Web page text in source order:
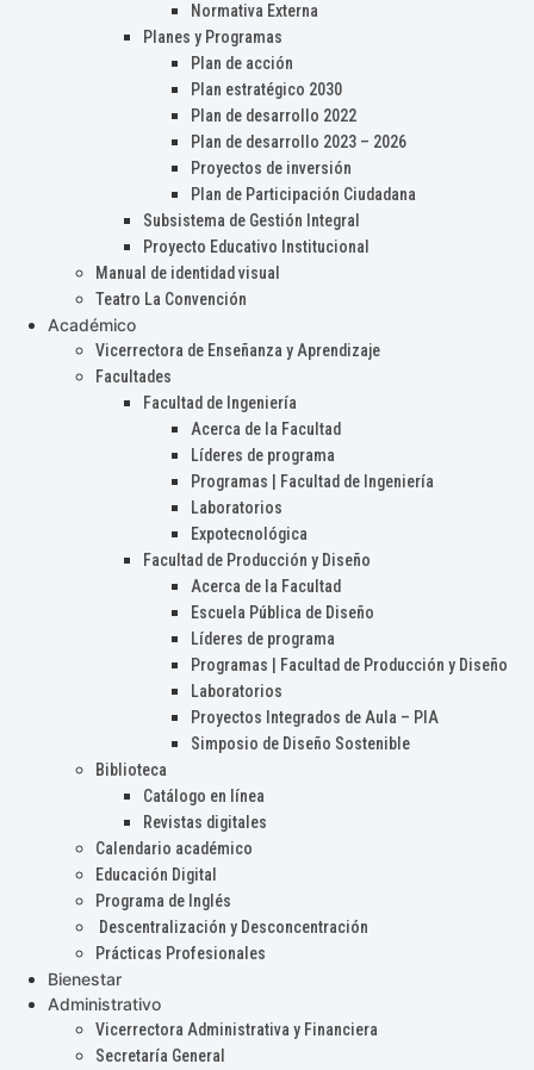
Normativa Externa
Planes y Programas
Plan de acción
Plan estratégico 2030
Plan de desarrollo 2022
Plan de desarrollo 2023 – 2026
Proyectos de inversión
Plan de Participación Ciudadana
Subsistema de Gestión Integral
Proyecto Educativo Institucional
Manual de identidad visual
Teatro La Convención
Académico
Vicerrectora de Enseñanza y Aprendizaje
Facultades
Facultad de Ingeniería
Acerca de la Facultad
Líderes de programa
Programas | Facultad de Ingeniería
Laboratorios
Expotecnológica
Facultad de Producción y Diseño
Acerca de la Facultad
Escuela Pública de Diseño
Líderes de programa
Programas | Facultad de Producción y Diseño
Laboratorios
Proyectos Integrados de Aula – PIA
Simposio de Diseño Sostenible
Biblioteca
Catálogo en línea
Revistas digitales
Calendario académico
Educación Digital
Programa de Inglés
Descentralización y Desconcentración
Prácticas Profesionales
Bienestar
Administrativo
Vicerrectora Administrativa y Financiera
Secretaría General